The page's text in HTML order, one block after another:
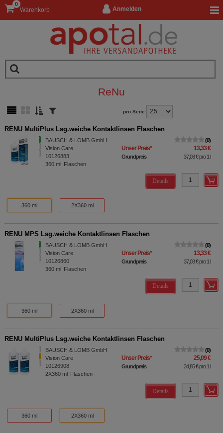
Anmelden
Warenkorb
0
ReNu
pro Seite
RENU MultiPlus Lsg.weiche Kontaktlinsen Flaschen
BAUSCH & LOMB GmbH
Vision Care
10126883
360 ml Flaschen
0
Unser Preis* 13,33 €
Grundpreis 37,03 €pro 1 l
Details
360 ml 2X360 ml
RENU MPS Lsg.weiche Kontaktlinsen Flaschen
BAUSCH & LOMB GmbH
Vision Care
10126860
360 ml Flaschen
0
Unser Preis* 13,33 €
Grundpreis 37,03 €pro 1 l
Details
360 ml 2X360 ml
RENU MultiPlus Lsg.weiche Kontaktlinsen Flaschen
BAUSCH & LOMB GmbH
Vision Care
10126908
2X360 ml Flaschen
0
Unser Preis* 25,09 €
Grundpreis 34,85 €pro 1 l
Details
360 ml 2X360 ml